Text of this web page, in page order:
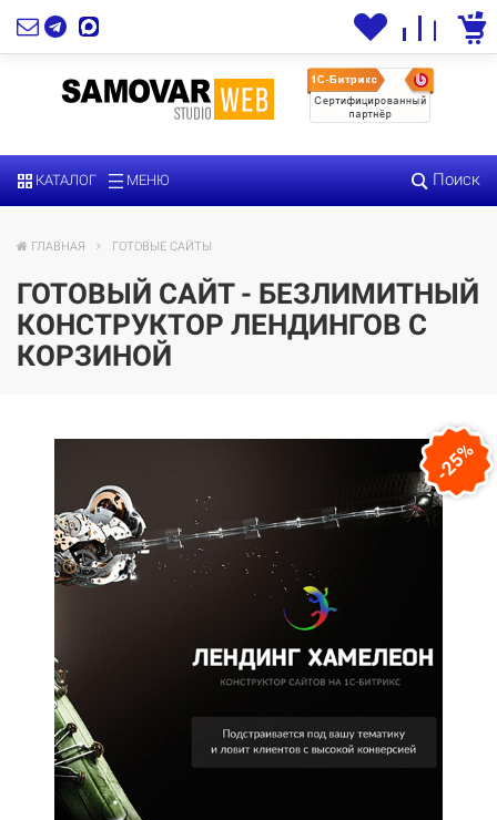
КАТАЛОГ МЕНЮ Поиск
ГЛАВНАЯ ГОТОВЫЕ САЙТЫ
ГОТОВЫЙ САЙТ - БЕЗЛИМИТНЫЙ
КОНСТРУКТОР ЛЕНДИНГОВ С
КОРЗИНОЙ
-25%